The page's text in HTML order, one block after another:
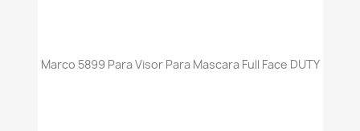
Marco 5899 Para Visor Para Mascara Full Face DUTY